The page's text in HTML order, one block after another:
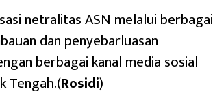
netralitas ASN melalui berbagai
dan penyebarluasan
berbagai kanal media sosial
Tengah.(Rosidi)